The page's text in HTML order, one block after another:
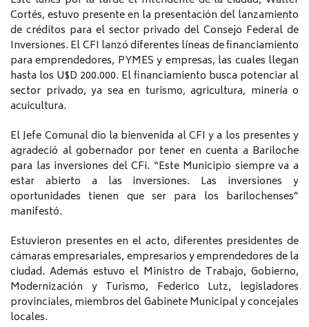
Cortés, estuvo presente en la presentación del lanzamiento
de créditos para el sector privado del Consejo Federal de
Inversiones. El CFI lanzó diferentes líneas de financiamiento
para emprendedores, PYMES y empresas, las cuales llegan
hasta los U$D 200.000. El financiamiento busca potenciar al
sector privado, ya sea en turismo, agricultura, minería o
acuicultura.
El Jefe Comunal dio la bienvenida al CFI y a los presentes y
agradeció al gobernador por tener en cuenta a Bariloche
para las inversiones del CFi. “Este Municipio siempre va a
estar abierto a las inversiones. Las inversiones y
oportunidades tienen que ser para los barilochenses”
manifestó.
Estuvieron presentes en el acto, diferentes presidentes de
cámaras empresariales, empresarios y emprendedores de la
ciudad. Además estuvo el Ministro de Trabajo, Gobierno,
Modernización y Turismo, Federico Lutz, legisladores
provinciales, miembros del Gabinete Municipal y concejales
locales.